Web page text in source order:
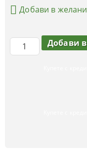
Добави в желани